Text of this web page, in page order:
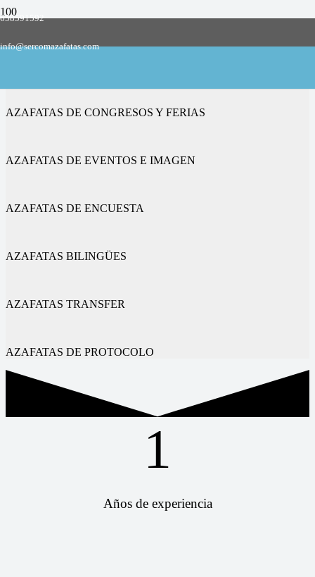
658591592
info@sercomazafatas.com
AZAFATAS DE CONGRESOS Y FERIAS
AZAFATAS DE EVENTOS E IMAGEN
AZAFATAS DE ENCUESTA
AZAFATAS BILINGÜES
AZAFATAS TRANSFER
AZAFATAS DE PROTOCOLO
1
Años de experiencia